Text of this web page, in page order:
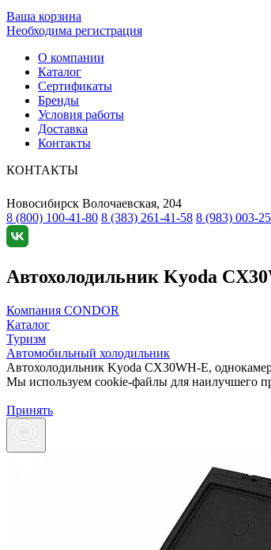
Ваша корзина
Необходима регистрация
О компании
Каталог
Сертификаты
Бренды
Условия работы
Доставка
Контакты
КОНТАКТЫ
Новосибирск Волочаевская, 204
8 (800) 100-41-80 8 (383) 261-41-58 8 (983) 003-
Автохолодильник Kyoda
Компания CONDOR
Каталог
Туризм
Автомобильный холодильник
Автохолодильник Kyoda CX30WH-E,
Мы используем cookie-файлы для наилучшего
Принять